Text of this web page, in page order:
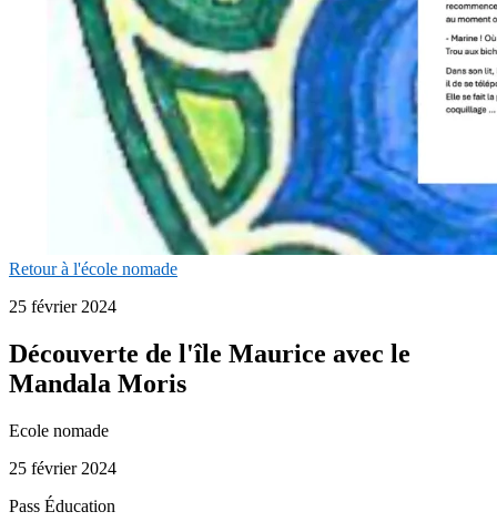
Retour à l'école nomade
25 février 2024
Découverte de l'île Maurice avec le
Mandala Moris
Ecole nomade
25 février 2024
Pass Éducation